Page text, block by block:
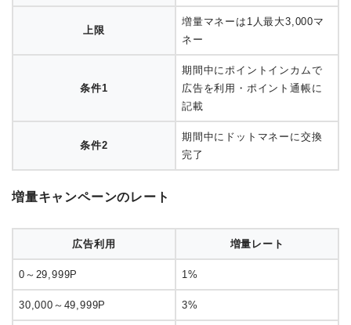
2018年3月1日～2018年3月31
日
特典 交換マネー数が最大10%増量
増量マネーは1人最大3,000マ
ネー
期間中にポイントインカムで
条件2
増量キャンペーンのレート